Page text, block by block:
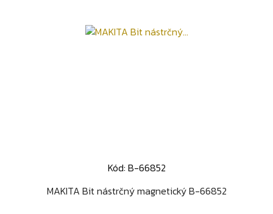
Kód: B-66852
MAKITA Bit nástrčný magnetický B-66852